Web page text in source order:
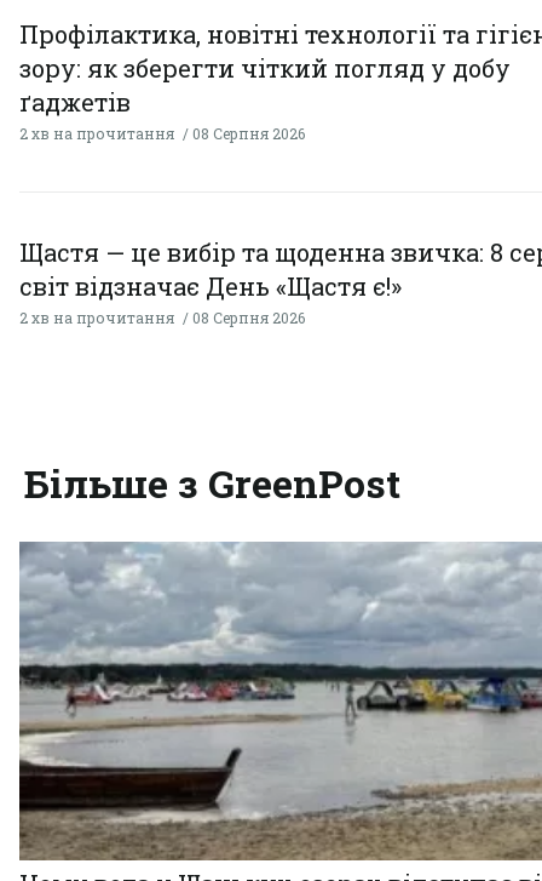
Профілактика, новітні технології та
зору: як зберегти чіткий погляд у добу
ґаджетів
2 хв на прочитання 08 Серпня 2026
Щастя — це вибір та щоденна звичка: 8
світ відзначає День «Щастя є!»
2 хв на прочитання 08 Серпня 2026
Більше з GreenPost